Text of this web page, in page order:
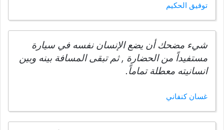
توفيق الحكيم
شيء مضحك أن يضع الإنسان نفسه في سيارة
مستفيداً من الحضارة , ثم تبقى المسافة بينه وبين
انسانيته معطلة تماماً.
غسان كنفاني